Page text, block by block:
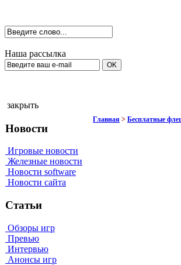
Наша рассылка
закрыть
Новости
Игровые новости
Железные новости
Новости software
Новости сайта
Статьи
Обзоры игр
Превью
Интервью
Анонсы игр
Главная > Бесплатные